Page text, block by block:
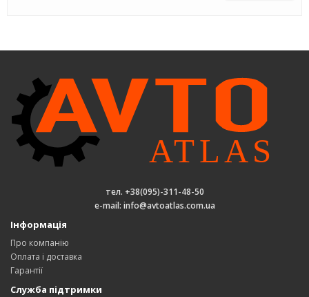
тел. +38(095)-311-48-50
e-mail: info@avtoatlas.com.ua
Інформація
Про компанію
Оплата і доставка
Гарантії
Служба підтримки